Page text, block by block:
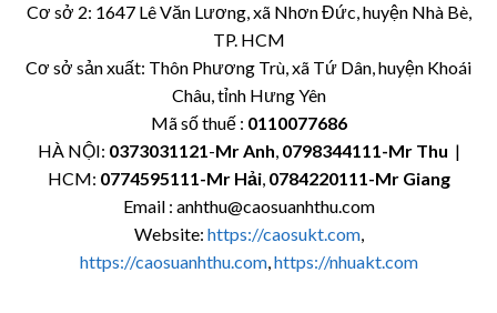
Cơ sở 2: 1647 Lê Văn Lương, xã Nhơn Đức, huyện Nhà Bè,
TP. HCM
Cơ sở sản xuất: Thôn Phương Trù, xã Tứ Dân, huyện Khoái
Châu, tỉnh Hưng Yên
Mã số thuế : 0110077686
HÀ NỘI: 0373031121-Mr Anh, 0798344111-Mr Thu |
HCM: 0774595111-Mr Hải, 0784220111-Mr Giang
Email : anhthu@caosuanhthu.com
Website: https://caosukt.com,
https://caosuanhthu.com,https://nhuakt.com